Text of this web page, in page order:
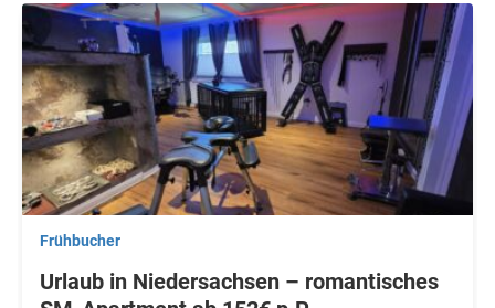
Frühbucher
Urlaub in Niedersachsen – romantisches